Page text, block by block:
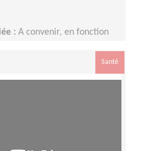
: A convenir, en fonction
Santé